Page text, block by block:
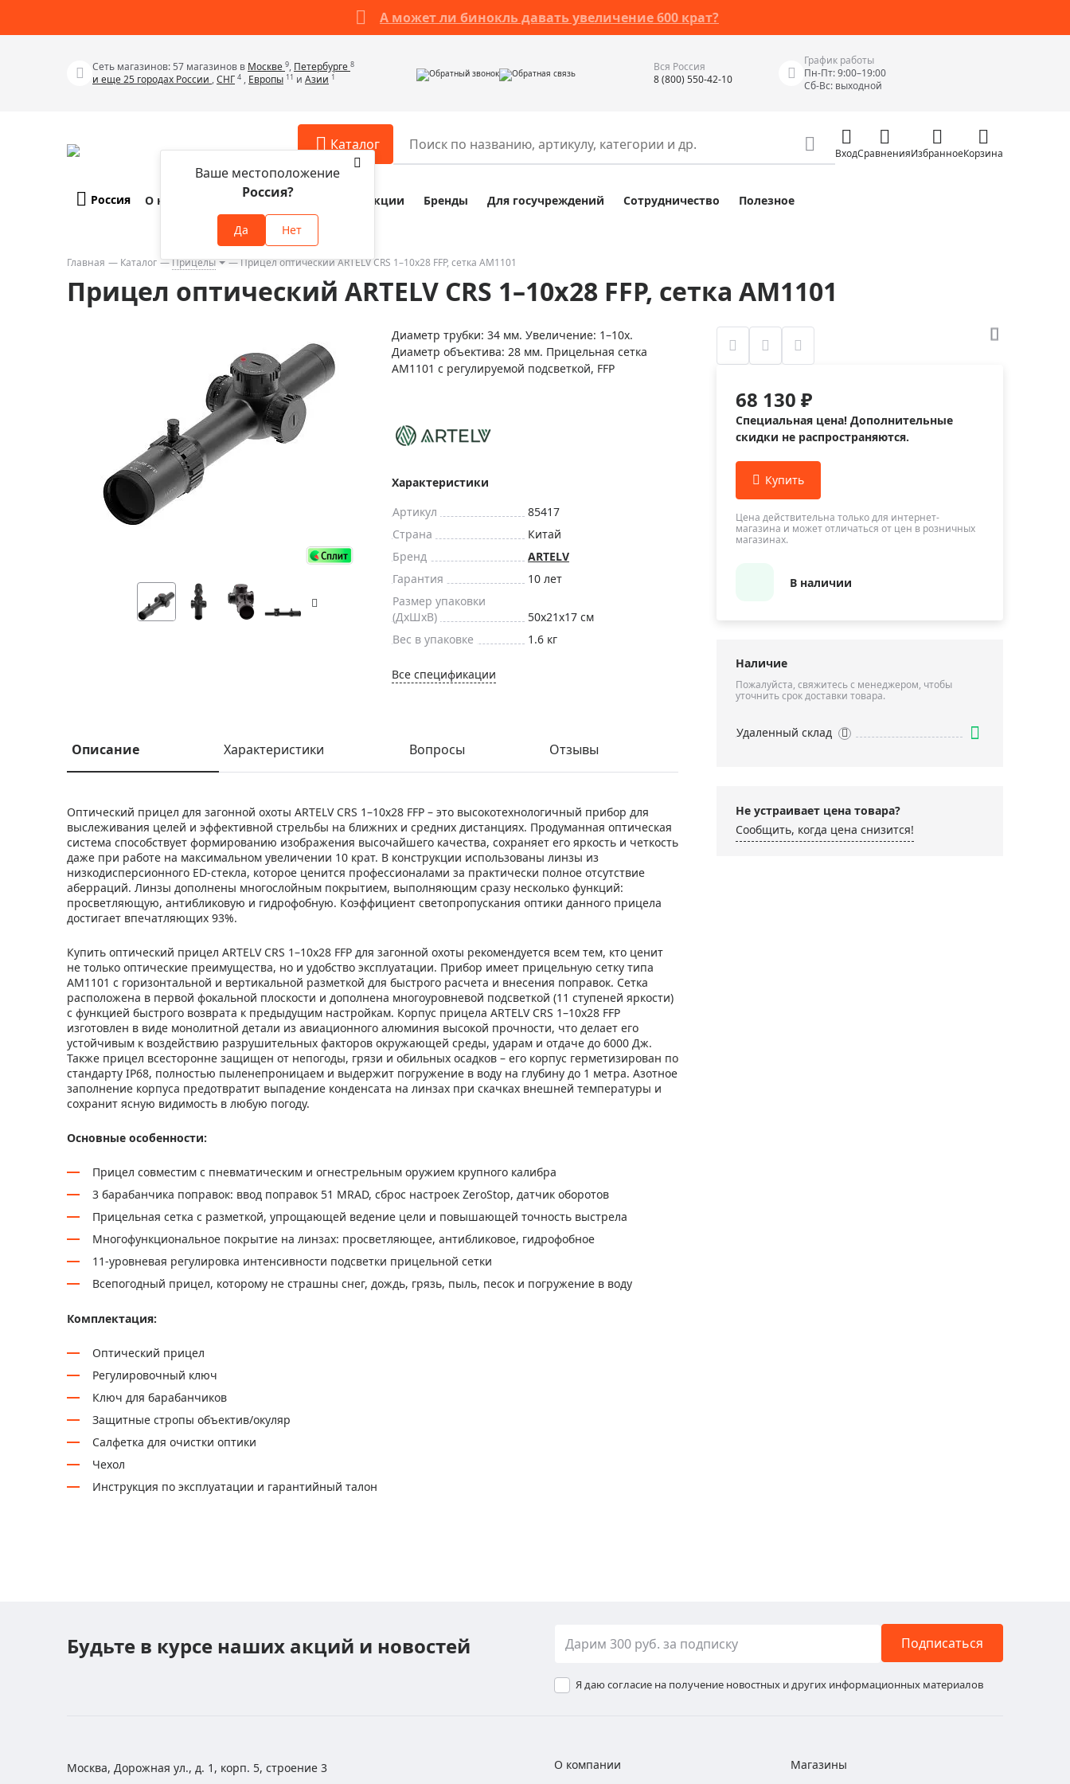
А может ли бинокль давать увеличение 600 крат?
Сеть магазинов: 57 магазинов в Москве 9, Петербурге 8
и еще 25 городах России ,СНГ 4 , Европы 11 и Азии 1 Обратный звонок Обратная связь
Вся Россия
8 (800) 550-42-10
График работы
Пн-Пт: 9:00–19:00
Сб-Вс: выходной
Каталог
Телескопы
Бинокли
Зрительные трубы
Приборы ночного видения
Фотогаджеты
Метеостанции, барометры, часы
Discovery (Дискавери)
Астропланетарии
Подарки
Аксессуары для микроскопов
Аксессуары для зрительных труб
Аксессуары для луп
Аксессуары для приборов ночного
видения
Распродажа оптики по специальным
Распродажа выставочных образцов
Разное
Наборы исследователя Bresser Junior
Глобусы
Глобусы интерактивные
Карты, постеры, литература
Фонари
Элементы питания, карты памяти
Фотоловушки
Измерительные инструменты
Цифровые уровни и угломеры
Приборы неразрушающего контроля
Приборы теплового контроля
Детекторы проводки
Влагомеры (датчики влажности)
Лазерные дальномеры
Измерители параметров окружающей
среды
Термометры кулинарные (термощупы)
Видеоэндоскопы
Теодолиты
Прочее
ВходСравненияИзбранноеКорзина
Россия
Ваше местоположение
Россия?
Да Нет
О компании Оплата и доставка Акции Бренды Для госучреждений Сотрудничество Полезное
Главная Каталог Прицелы Прицел оптический ARTELV CRS 1–10x28 FFP, сетка AM1101
Прицел оптический ARTELV CRS 1–10x28 FFP, сетка AM1101
Диаметр трубки: 34 мм. Увеличение: 1–10x.
Диаметр объектива: 28 мм. Прицельная сетка
AM1101 с регулируемой подсветкой, FFP
Характеристики
Артикул
85417
Страна
Китай
Бренд
ARTELV
Гарантия
10 лет
Размер упаковки
(ДxШxВ)
50x21x17 см
Вес в упаковке
1.6 кг
Все спецификации
Описание Характеристики Вопросы Отзывы
Оптический прицел для загонной охоты ARTELV CRS 1–10x28 FFP – это высокотехнологичный прибор для
выслеживания целей и эффективной стрельбы на ближних и средних дистанциях. Продуманная оптическая
система способствует формированию изображения высочайшего качества, сохраняет его яркость и четкость
даже при работе на максимальном увеличении 10 крат. В конструкции использованы линзы из
низкодисперсионного ED-стекла, которое ценится профессионалами за практически полное отсутствие
аберраций. Линзы дополнены многослойным покрытием, выполняющим сразу несколько функций:
просветляющую, антибликовую и гидрофобную. Коэффициент светопропускания оптики данного прицела
достигает впечатляющих 93%.
Купить оптический прицел ARTELV CRS 1–10x28 FFP для загонной охоты рекомендуется всем тем, кто ценит
не только оптические преимущества, но и удобство эксплуатации. Прибор имеет прицельную сетку типа
AM1101 с горизонтальной и вертикальной разметкой для быстрого расчета и внесения поправок. Сетка
расположена в первой фокальной плоскости и дополнена многоуровневой подсветкой (11 ступеней яркости)
с функцией быстрого возврата к предыдущим настройкам. Корпус прицела ARTELV CRS 1–10x28 FFP
изготовлен в виде монолитной детали из авиационного алюминия высокой прочности, что делает его
устойчивым к воздействию разрушительных факторов окружающей среды, ударам и отдаче до 6000 Дж.
Также прицел всесторонне защищен от непогоды, грязи и обильных осадков – его корпус герметизирован по
стандарту IP68, полностью пыленепроницаем и выдержит погружение в воду на глубину до 1 метра. Азотное
заполнение корпуса предотвратит выпадение конденсата на линзах при скачках внешней температуры и
сохранит ясную видимость в любую погоду.
Основные особенности:
Прицел совместим с пневматическим и огнестрельным оружием крупного калибра
3 барабанчика поправок: ввод поправок 51 MRAD, сброс настроек ZeroStop, датчик оборотов
Прицельная сетка с разметкой, упрощающей ведение цели и повышающей точность выстрела
Многофункциональное покрытие на линзах: просветляющее, антибликовое, гидрофобное
11-уровневая регулировка интенсивности подсветки прицельной сетки
Всепогодный прицел, которому не страшны снег, дождь, грязь, пыль, песок и погружение в воду
Комплектация:
Оптический прицел
Регулировочный ключ
Ключ для барабанчиков
Защитные стропы объектив/окуляр
Салфетка для очистки оптики
Чехол
Инструкция по эксплуатации и гарантийный талон
68 130 ₽
Специальная цена! Дополнительные
скидки не распространяются.
Цена действительна только для интернет-
магазина и может отличаться от цен в розничных
магазинах.
В наличии
Наличие
Пожалуйста, свяжитесь с менеджером, чтобы
уточнить срок доставки товара.
Удаленный склад
Не устраивает цена товара?
Сообщить, когда цена снизится!
Будьте в курсе наших акций и новостей Подписаться
Я даю согласие на получение новостных и других информационных материалов
Москва, Дорожная ул., д. 1, корп. 5, строение 3 О компании Магазины